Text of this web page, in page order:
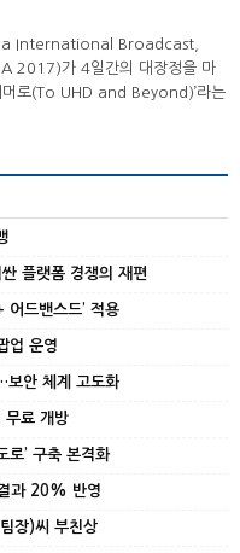
International Broadcast,
가 4일간의 대장정을 마
머로(To UHD and Beyond)’라는
플랫폼 경쟁의 재편
어드밴스드’ 적용
업 운영
보안 체계 고도화
무료 개방
로’ 구축 본격화
과 20% 반영
장)씨 부친상